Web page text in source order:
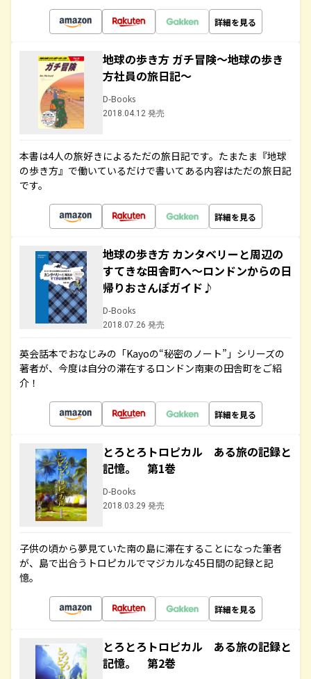
詳細を見る
地球の歩き方 ガチ冒険～地球の歩き
方社員の旅日記～
D-Books
2018.04.12 発売
本書は4人の旅好きによるただの旅日記です。たまたま『地球
の歩き方』で働いているだけで書いてある内容はただの旅日記
です。
詳細を見る
地球の歩き方 カンタベリーと周辺の
すてきな田舎町へ～ロンドンからの日
帰りおさんぽガイド♪
D-Books
2018.07.26 発売
英会話本でおなじみの「Kayoの“秘密のノート”」シリーズの
著者が、今度は自分の滞在するロンドン南東の田舎町をご紹
介！
詳細を見る
とろとろトロピカル ある旅の記録と
記憶。 第1巻
D-Books
2018.03.29 発売
子供の頃から夢見ていた南の島に滞在することになった筆者
が、島で出合うトロピカルでマジカルな45日間の記録と記
憶。
詳細を見る
とろとろトロピカル ある旅の記録と
記憶。 第2巻